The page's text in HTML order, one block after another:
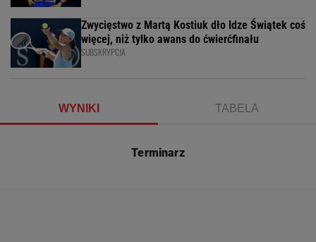
Zwycięstwo z Martą Kostiuk dło Idze Świątek coś
więcej, niż tylko awans do ćwierćfinału
SUBSKRYPCJA
WYNIKI TABELA
Terminarz